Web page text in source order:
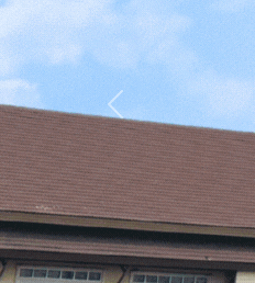
Previous